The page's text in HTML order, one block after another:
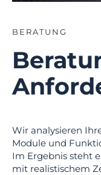
BERATUNG
Wir analysieren
Module und
Im Ergebnis steht
mit realistischem